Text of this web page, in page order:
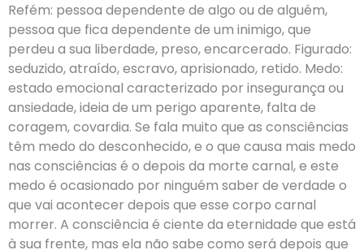
Refém: pessoa dependente de algo ou de alguém,
pessoa que fica dependente de um inimigo, que
perdeu a sua liberdade, preso, encarcerado. Figurado:
seduzido, atraído, escravo, aprisionado, retido. Medo:
estado emocional caracterizado por insegurança ou
ansiedade, ideia de um perigo aparente, falta de
coragem, covardia. Se fala muito que as consciências
têm medo do desconhecido, e o que causa mais medo
nas consciências é o depois da morte carnal, e este
medo é ocasionado por ninguém saber de verdade o
que vai acontecer depois que esse corpo carnal
morrer. A consciência é ciente da eternidade que está
à sua frente, mas ela não sabe como será depois que